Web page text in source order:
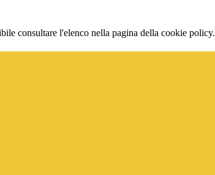
consultare l'elenco nella pagina della cookie policy.